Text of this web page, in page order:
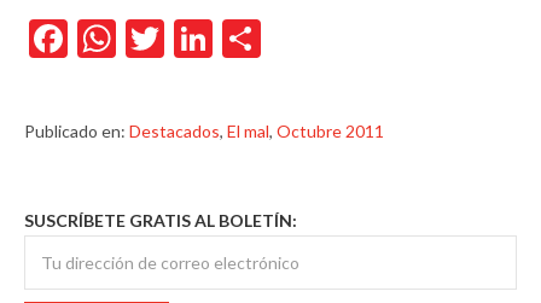
Facebook
WhatsApp
TwitterLinkedIn
Publicado en: Destacados, El mal, Octubre 2011
SUSCRÍBETE GRATIS AL BOLETÍN: